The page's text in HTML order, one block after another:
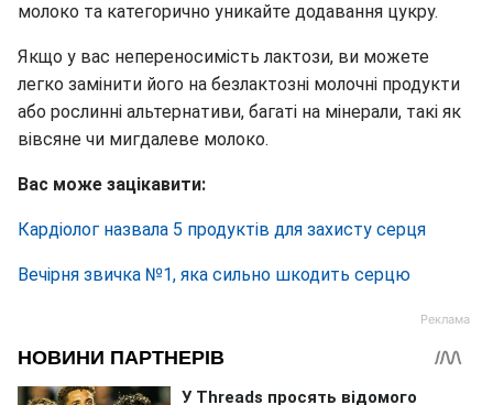
молоко та категорично уникайте додавання цукру.
Якщо у вас непереносимість лактози, ви можете
легко замінити його на безлактозні молочні продукти
або рослинні альтернативи, багаті на мінерали, такі як
вівсяне чи мигдалеве молоко.
Вас може зацікавити:
Кардіолог назвала 5 продуктів для захисту серця
Вечірня звичка №1, яка сильно шкодить серцю